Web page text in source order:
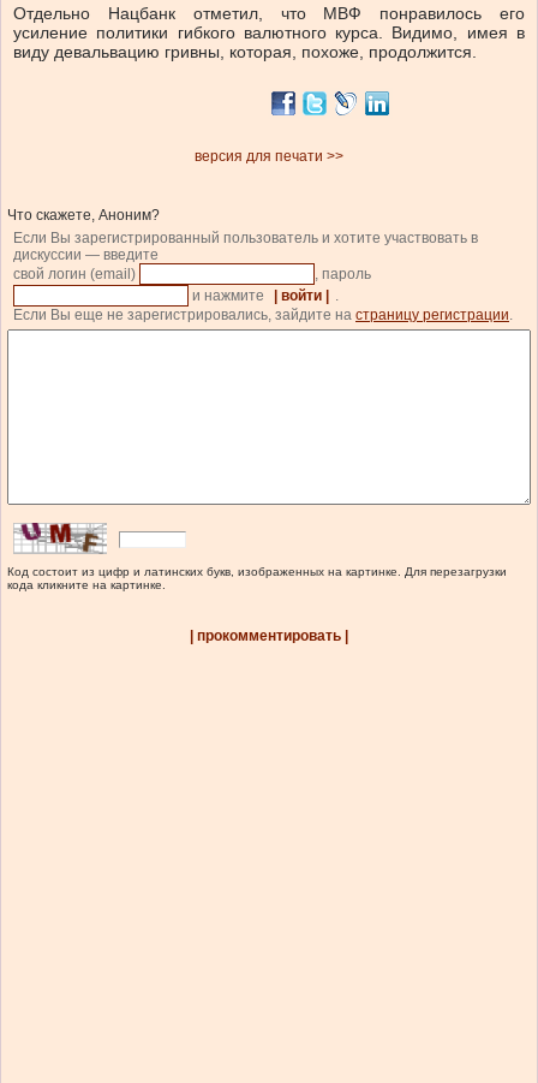
Отдельно Нацбанк отметил, что МВФ понравилось его
усиление политики гибкого валютного курса. Видимо, имея в
виду девальвацию гривны, которая, похоже, продолжится.
версия для печати >>
Что скажете, Аноним?
Если Вы зарегистрированный пользователь и хотите участвовать в
дискуссии — введите
свой логин (email)
, пароль
и нажмите
| войти |
.
Если Вы еще не зарегистрировались, зайдите на страницу регистрации.
Код состоит из цифр и латинских букв, изображенных на картинке. Для перезагрузки
кода кликните на картинке.
| прокомментировать |